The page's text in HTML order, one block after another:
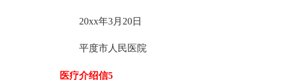
20xx年3月20日
平度市人民医院
医疗介绍信5